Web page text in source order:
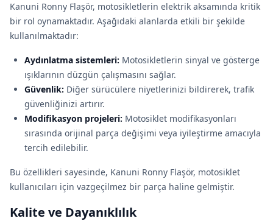
Kanuni Ronny Flaşör, motosikletlerin elektrik aksamında kritik
bir rol oynamaktadır. Aşağıdaki alanlarda etkili bir şekilde
kullanılmaktadır:
Aydınlatma sistemleri: Motosikletlerin sinyal ve gösterge
ışıklarının düzgün çalışmasını sağlar.
Güvenlik: Diğer sürücülere niyetlerinizi bildirerek, trafik
güvenliğinizi artırır.
Modifikasyon projeleri: Motosiklet modifikasyonları
sırasında orijinal parça değişimi veya iyileştirme amacıyla
tercih edilebilir.
Bu özellikleri sayesinde, Kanuni Ronny Flaşör, motosiklet
kullanıcıları için vazgeçilmez bir parça haline gelmiştir.
Kalite ve Dayanıklılık